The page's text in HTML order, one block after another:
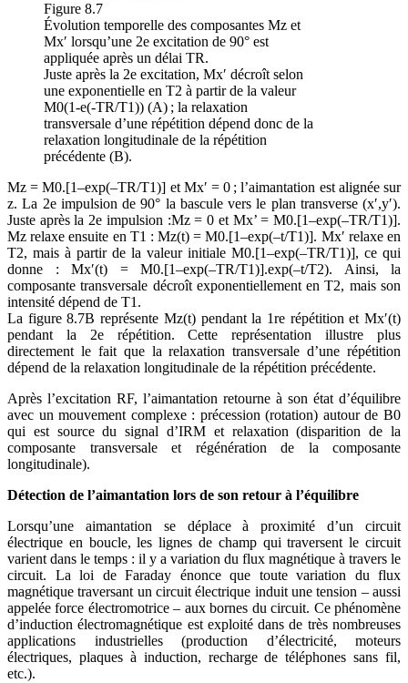
Figure 8.7
Évolution temporelle des composantes Mz et
Mx′ lorsqu’une 2e excitation de 90° est
appliquée après un délai TR.
Juste après la 2e excitation, Mx′ décroît selon
une exponentielle en T2 à partir de la valeur
M0(1-e(-TR/T1)) (A) ; la relaxation
transversale d’une répétition dépend donc de la
relaxation longitudinale de la répétition
précédente (B).
Mz = M0.[1–exp(–TR/T1)] et Mx′ = 0 ; l’aimantation est alignée sur
z. La 2e impulsion de 90° la bascule vers le plan transverse (x′,y′).
Juste après la 2e impulsion :Mz = 0 et Mx’ = M0.[1–exp(–TR/T1)].
Mz relaxe ensuite en T1 : Mz(t) = M0.[1–exp(–t/T1)]. Mx′ relaxe en
T2, mais à partir de la valeur initiale M0.[1–exp(–TR/T1)], ce qui
donne : Mx′(t) = M0.[1–exp(–TR/T1)].exp(–t/T2). Ainsi, la
composante transversale décroît exponentiellement en T2, mais son
intensité dépend de T1.
La figure 8.7B représente Mz(t) pendant la 1re répétition et Mx′(t)
pendant la 2e répétition. Cette représentation illustre plus
directement le fait que la relaxation transversale d’une répétition
dépend de la relaxation longitudinale de la répétition précédente.
Après l’excitation RF, l’aimantation retourne à son état d’équilibre
avec un mouvement complexe : précession (rotation) autour de B0
qui est source du signal d’IRM et relaxation (disparition de la
composante transversale et régénération de la composante
longitudinale).
Détection de l’aimantation lors de son retour à l’équilibre
Lorsqu’une aimantation se déplace à proximité d’un circuit
électrique en boucle, les lignes de champ qui traversent le circuit
varient dans le temps : il y a variation du flux magnétique à travers le
circuit. La loi de Faraday énonce que toute variation du flux
magnétique traversant un circuit électrique induit une tension – aussi
appelée force électromotrice – aux bornes du circuit. Ce phénomène
d’induction électromagnétique est exploité dans de très nombreuses
applications industrielles (production d’électricité, moteurs
électriques, plaques à induction, recharge de téléphones sans fil,
etc.).